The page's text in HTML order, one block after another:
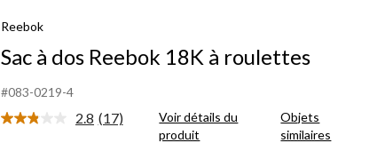
Reebok
Sac à dos Reebok 18K à roulettes
#083-0219-4
2.8 Lire
(17)
Voir détails du
produit
Objets
similaires